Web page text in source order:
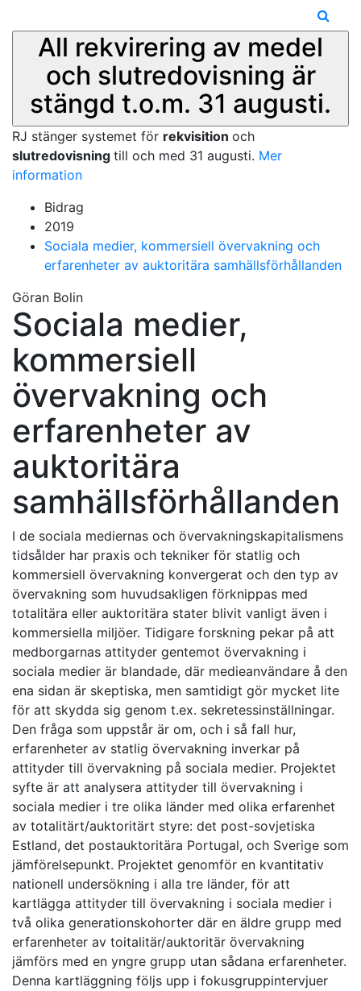
All rekvirering av medel
och slutredovisning är
stängd t.o.m. 31 augusti.
RJ stänger systemet för rekvisition och
slutredovisning till och med 31 augusti. Mer
information
Bidrag
2019
Sociala medier, kommersiell övervakning och
erfarenheter av auktoritära samhällsförhållanden
Göran Bolin
Sociala medier,
kommersiell
övervakning och
erfarenheter av
auktoritära
samhällsförhållanden
I de sociala mediernas och övervakningskapitalismens
tidsålder har praxis och tekniker för statlig och
kommersiell övervakning konvergerat och den typ av
övervakning som huvudsakligen förknippas med
totalitära eller auktoritära stater blivit vanligt även i
kommersiella miljöer. Tidigare forskning pekar på att
medborgarnas attityder gentemot övervakning i
sociala medier är blandade, där medieanvändare å den
ena sidan är skeptiska, men samtidigt gör mycket lite
för att skydda sig genom t.ex. sekretessinställningar.
Den fråga som uppstår är om, och i så fall hur,
erfarenheter av statlig övervakning inverkar på
attityder till övervakning på sociala medier. Projektet
syfte är att analysera attityder till övervakning i
sociala medier i tre olika länder med olika erfarenhet
av totalitärt/auktoritärt styre: det post-sovjetiska
Estland, det postauktoritära Portugal, och Sverige som
jämförelsepunkt. Projektet genomför en kvantitativ
nationell undersökning i alla tre länder, för att
kartlägga attityder till övervakning i sociala medier i
två olika generationskohorter där en äldre grupp med
erfarenheter av toitalitär/auktoritär övervakning
jämförs med en yngre grupp utan sådana erfarenheter.
Denna kartläggning följs upp i fokusgruppintervjuer